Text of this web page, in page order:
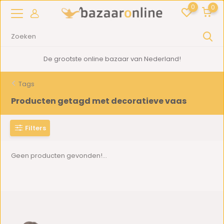
0 0
De grootste online bazaar van Nederland!
Tags
Producten getagd met decoratieve vaas
Filters
Geen producten gevonden!...